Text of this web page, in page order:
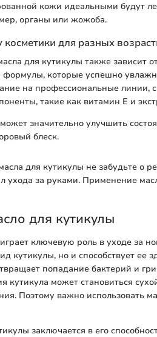
кожи идеальными будут
органы или жожоба.
для разных
для кутикулы также зависит
которые успешно
на профессиональные
такие как витамин E и
значительно улучшить
блеск.
для кутикулы не забудьте о
ухода за руками. Применение
для кутикулы
ключевую роль в уходе за
кутикулы, но и способствует ее
попадание бактерий и
кутикула может становиться
Поэтому важно использовать
заключается в его